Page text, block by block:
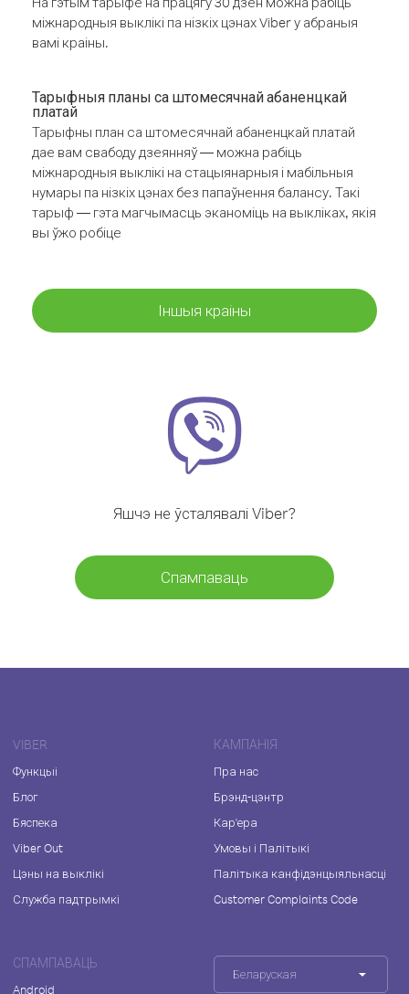
міжнародныя выклікі па нізкіх цэнах Viber у абраныя
вамі краіны.
Тарыфныя планы са штомесячнай абаненцкай
платай
Тарыфны план са штомесячнай абаненцкай платай
дае вам свабоду дзеянняў — можна рабіць
міжнародныя выклікі на стацыянарныя і мабільныя
нумары па нізкіх цэнах без папаўнення балансу. Такі
тарыф — гэта магчымасць эканоміць на выкліках, якія
вы ўжо робіце
Іншыя краіны
Яшчэ не ўсталявалі Viber?
Спампаваць
VIBER
Функцыі
Блог
Бяспека
Viber Out
Цэны на выклікі
Служба падтрымкі
КАМПАНІЯ
Пра нас
Брэнд-цэнтр
Кар'ера
Умовы і Палітыкі
Палітыка канфідэнцыяльнасці
Customer Complaints Code
СПАМПАВАЦЬ
Android
Беларуская